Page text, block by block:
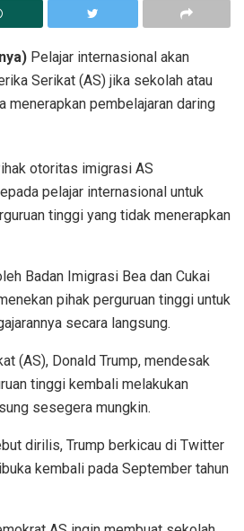
Pelajar internasional akan
Serikat (AS) jika sekolah atau
menerapkan pembelajaran daring
otoritas imigrasi AS
pelajar internasional untuk
tinggi yang tidak menerapkan
Badan Imigrasi Bea dan Cukai
pihak perguruan tinggi untuk
secara langsung.
(AS), Donald Trump, mendesak
tinggi kembali melakukan
sesegera mungkin.
dirilis, Trump berkicau di Twitter
kembali pada September tahun